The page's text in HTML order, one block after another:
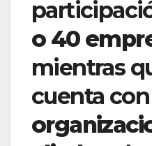
o 40
mientras
cuenta